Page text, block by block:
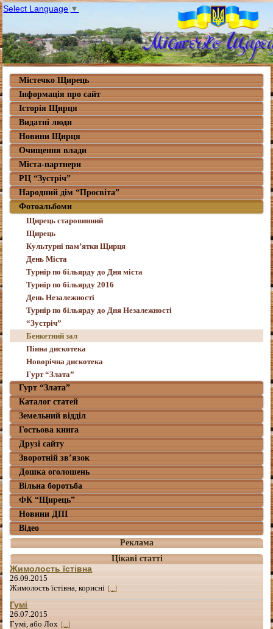
Select Language ▼
Містечко Щирець
Інформація про сайт
Історія Щирця
Видатні люди
Новини Щирця
Очищення влади
Міста-партнери
РЦ “Зустріч”
Народний дім “Просвіта”
Фотоальбоми
Щирець старовинний
Щирець
Культурні пам’ятки Щирця
День Міста
Турнір по більярду до Дня міста
Турнір по більярду 2016
День Незалежності
Турнір по більярду до Дня Незалежності
“Зустріч”
Бенкетний зал
Пінна дискотека
Новорічна дискотека
Гурт “Злата”
Гурт “Злата”
Каталог статей
Земельний відділ
Гостьова книга
Друзі сайту
Зворотній зв’язок
Дошка оголошень
Вільна боротьба
ФК “Щирець”
Новини ДПІ
Відео
Реклама
Цікаві статті
Жимолость їстівна
26.09.2015
Жимолость їстівна, корисні [...]
Гумі
26.07.2015
Гумі, або Лох [...]